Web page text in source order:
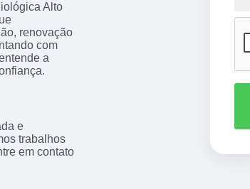
Alto
renovação
com
a
e
trabalhos
em contato